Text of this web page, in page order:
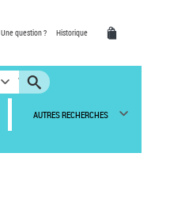
Une question ? Historique
AUTRES RECHERCHES